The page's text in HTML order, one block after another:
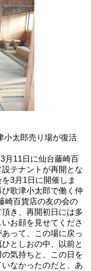
太郎売り場が復活
月11日に仙台藤崎百
テナントが再開とな
3月1日に開催しま
歌津小太郎で働く仲
崎百貨店の友の会の
き、再開初日には多
お顔を見せてくださ
って、この場に戻っ
としおの中、以前と
気持ちと、この日を
なかったのだと、あ